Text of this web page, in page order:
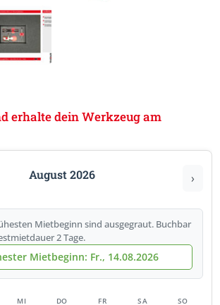
erhalte dein Werkzeug am
August 2026 ›
Mietbeginn sind ausgegraut. Buchbar
2 Tage.
Mietbeginn: Fr., 14.08.2026
MI DO FR SA SO